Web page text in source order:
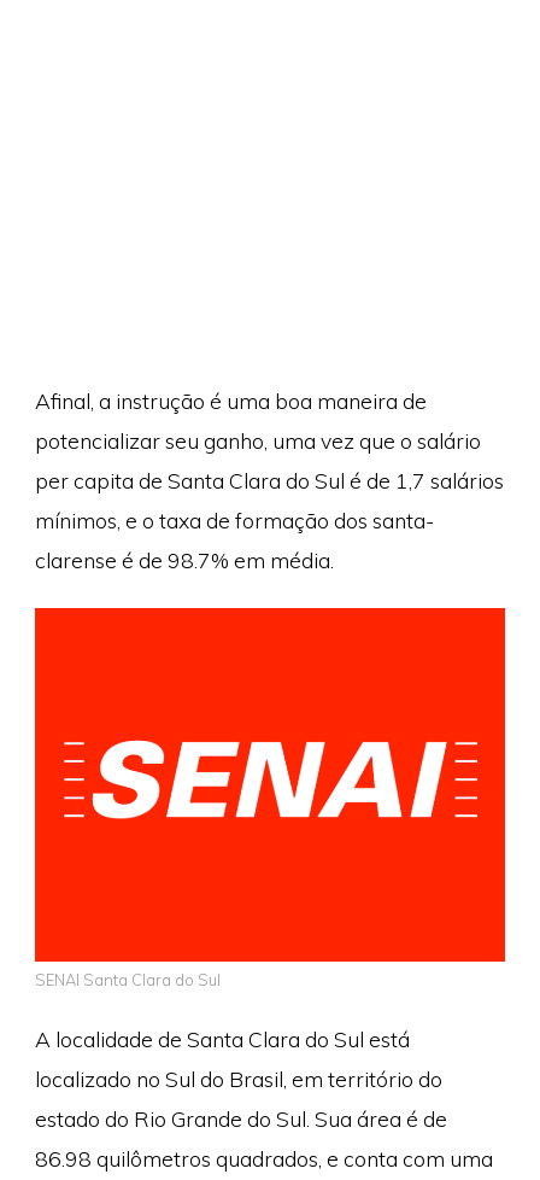
Afinal, a instrução é uma boa maneira de
potencializar seu ganho, uma vez que o salário
per capita de Santa Clara do Sul é de 1,7 salários
mínimos, e o taxa de formação dos santa-
clarense é de 98.7% em média.
SENAI Santa Clara do Sul
A localidade de Santa Clara do Sul está
localizado no Sul do Brasil, em território do
estado do Rio Grande do Sul. Sua área é de
86.98 quilômetros quadrados, e conta com uma